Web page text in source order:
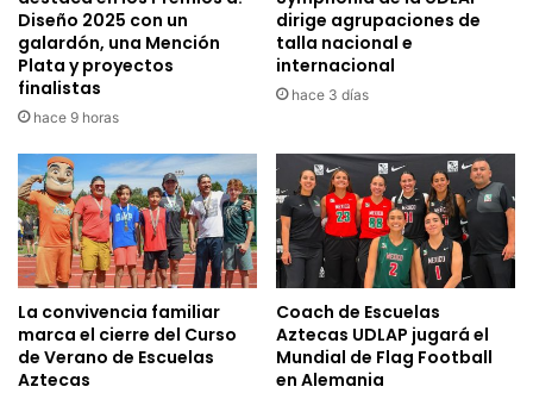
Diseño 2025 con un
galardón, una Mención
Plata y proyectos
finalistas
hace 9 horas
dirige agrupaciones de
talla nacional e
internacional
hace 3 días
La convivencia familiar
marca el cierre del Curso
de Verano de Escuelas
Aztecas
Coach de Escuelas
Aztecas UDLAP jugará el
Mundial de Flag Football
en Alemania